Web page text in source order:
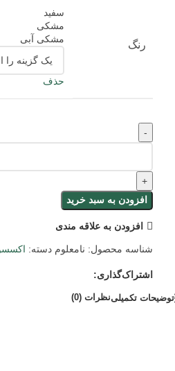
رنگ
سفید
مشکی
مشکی آبی
حذف
افزودن به سبد خرید
افزودن به علاقه مندی
شناسه محصول: نامعلوم دسته:
اشتراک‌گذاری:
توضیحات تکمیلینظرات (0)